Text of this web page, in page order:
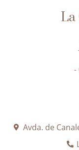
La
-
Avda. de